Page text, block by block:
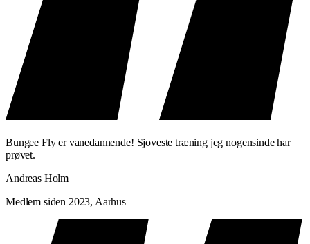
Bungee Fly er vanedannende! Sjoveste træning jeg nogensinde har
prøvet.
Andreas Holm
Medlem siden 2023, Aarhus